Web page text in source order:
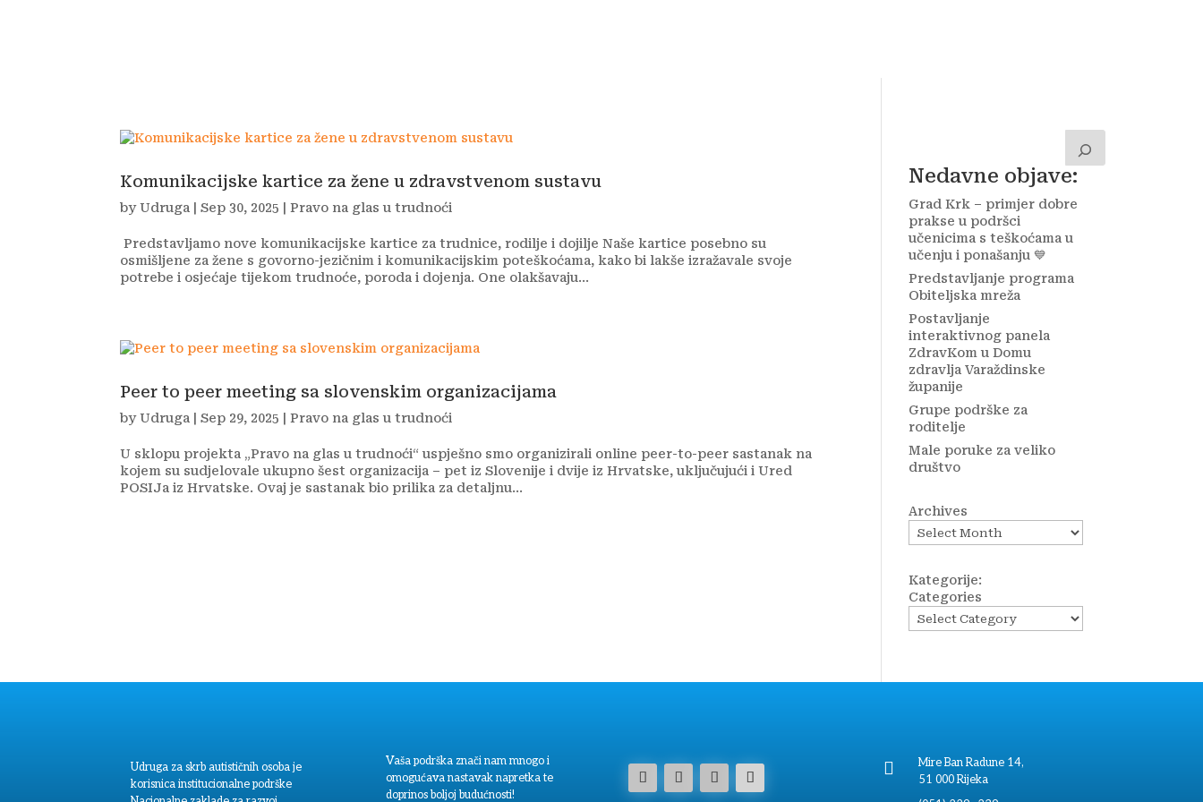
Komunikacijske kartice za žene u zdravstvenom sustavu
byUdruga |Sep 30, 2025 |Pravo na glas u trudnoći
Predstavljamo nove komunikacijske kartice za trudnice, rodilje i dojilje Naše kartice posebno su
osmišljene za žene s govorno-jezičnim i komunikacijskim poteškoćama, kako bi lakše izražavale svoje
potrebe i osjećaje tijekom trudnoće, poroda i dojenja. One olakšavaju...
Peer to peer meeting sa slovenskim organizacijama
byUdruga |Sep 29, 2025 |Pravo na glas u trudnoći
U sklopu projekta „Pravo na glas u trudnoći“ uspješno smo organizirali online peer-to-peer sastanak na
kojem su sudjelovale ukupno šest organizacija – pet iz Slovenije i dvije iz Hrvatske, uključujući i Ured
POSIJa iz Hrvatske. Ovaj je sastanak bio prilika za detaljnu...
Nedavne objave:
Grad Krk – primjer dobre
prakse u podršci
učenicima s teškoćama u
učenju i ponašanju 💙
Predstavljanje programa
Obiteljska mreža
Postavljanje
interaktivnog panela
ZdravKom u Domu
zdravlja Varaždinske
županije
Grupe podrške za
roditelje
Male poruke za veliko
društvo
Archives
Kategorije:
Categories
Udruga za skrb autističnih osoba je
korisnica institucionalne podrške
Vaša podrška znači nam mnogo i
omogućava nastavak napretka te
doprinos boljoj budućnosti!

Mire Ban Radune 14,
51 000 Rijeka